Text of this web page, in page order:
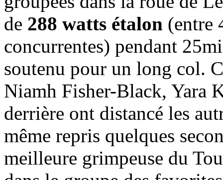
de 288 watts étalon (entre
concurrentes) pendant
soutenu pour un long col.
Niamh Fisher-Black, Yara
derrière ont distancé les
même repris quelques
meilleure grimpeuse du